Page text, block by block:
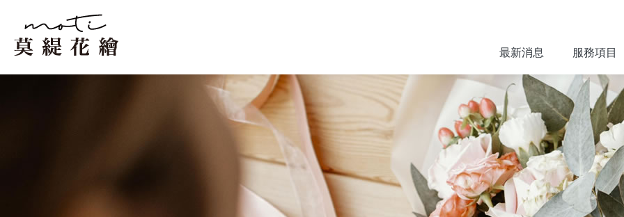
最新消息 服務項目